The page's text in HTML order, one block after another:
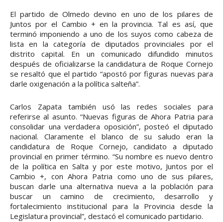
El partido de Olmedo devino en uno de los pilares de
Juntos por el Cambio + en la provincia. Tal es así, que
terminó imponiendo a uno de los suyos como cabeza de
lista en la categoría de diputados provinciales por el
distrito capital. En un comunicado difundido minutos
después de oficializarse la candidatura de Roque Cornejo
se resaltó que el partido “apostó por figuras nuevas para
darle oxigenación a la política salteña”.
Carlos Zapata también usó las redes sociales para
referirse al asunto. “Nuevas figuras de Ahora Patria para
consolidar una verdadera oposición”, posteó el diputado
nacional. Claramente el blanco de su saludo eran la
candidatura de Roque Cornejo, candidato a diputado
provincial en primer término. “Su nombre es nuevo dentro
de la política en Salta y por este motivo, Juntos por el
Cambio +, con Ahora Patria como uno de sus pilares,
buscan darle una alternativa nueva a la población para
buscar un camino de crecimiento, desarrollo y
fortalecimiento institucional para la Provincia desde la
Legislatura provincial”, destacó el comunicado partidario.